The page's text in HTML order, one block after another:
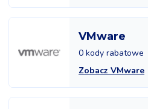
VMware
0 kody rabatowe
Zobacz VMware